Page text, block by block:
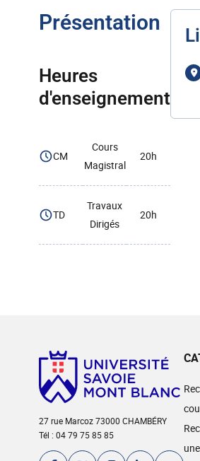
Présentation
Heures
d'enseignement
CM
Cours
Magistral
20h
TD
Travaux
Dirigés
20h
27 rue Marcoz 73000 CHAMBÉRY
Tél : 04 79 75 85 85